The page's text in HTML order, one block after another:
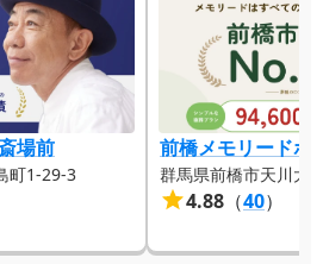
場前
町1-29-3
前橋メモリードホ
群馬県前橋市天川大
4.88 （40）